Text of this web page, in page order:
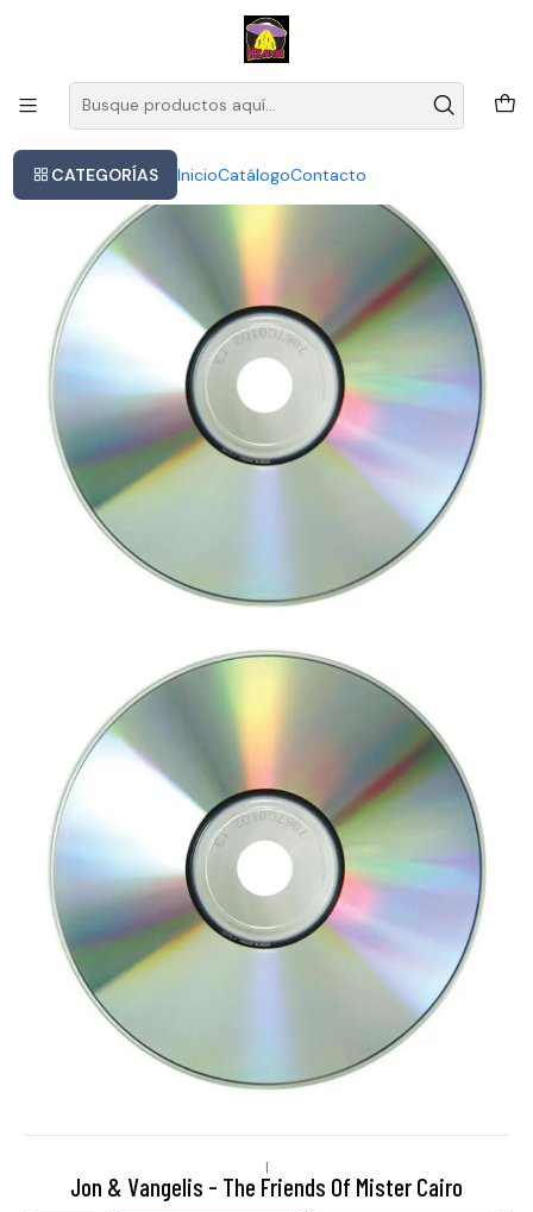
CATEGORÍAS InicioCatálogoContacto
Este es el texto del slide
|
Jon & Vangelis - The Friends Of Mister Cairo